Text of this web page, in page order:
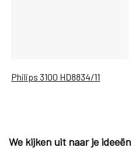
Philips 3100 HD8834/11
We kijken uit naar je ideeën